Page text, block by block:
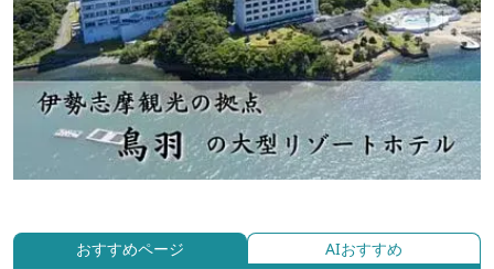
おすすめページ AIおすすめ